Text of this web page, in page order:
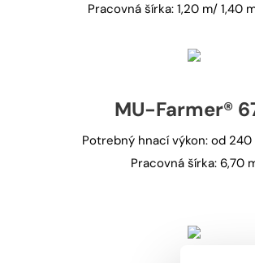
Pracovná šírka: 1,20 m/ 1,40
MU-Farmer®
Potrebný hnací výkon: od
Pracovná šírka: 6,70